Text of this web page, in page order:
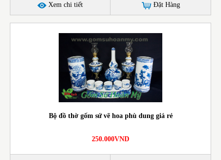
Xem chi tiết Đặt Hàng
Bộ đồ thờ gốm sứ vẽ hoa phù dung giá rẻ
250.000VND